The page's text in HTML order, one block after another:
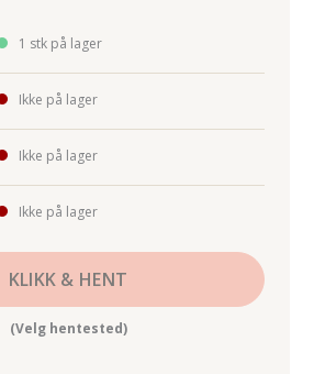
1 stk på lager
Ikke på lager
Ikke på lager
Ikke på lager
KLIKK & HENT
(Velg hentested)